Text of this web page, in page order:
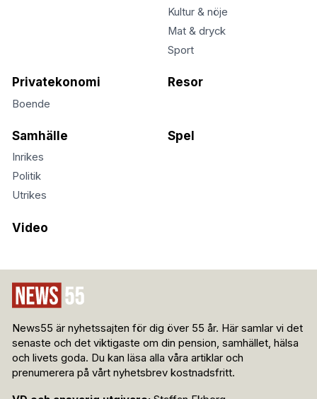
Kultur & nöje
Mat & dryck
Sport
Privatekonomi
Boende
Resor
Samhälle
Inrikes
Politik
Utrikes
Spel
Video
News55 är nyhetssajten för dig över 55 år. Här samlar vi det
senaste och det viktigaste om din pension, samhället, hälsa
och livets goda. Du kan läsa alla våra artiklar och
prenumerera på vårt nyhetsbrev kostnadsfritt.